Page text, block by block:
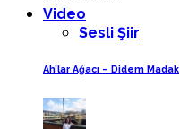
Video
Sesli Şiir
Ah’lar Ağacı – Didem Madak